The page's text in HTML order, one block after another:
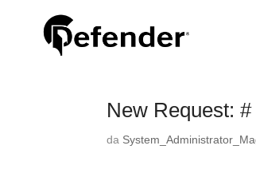
New Request: #
da